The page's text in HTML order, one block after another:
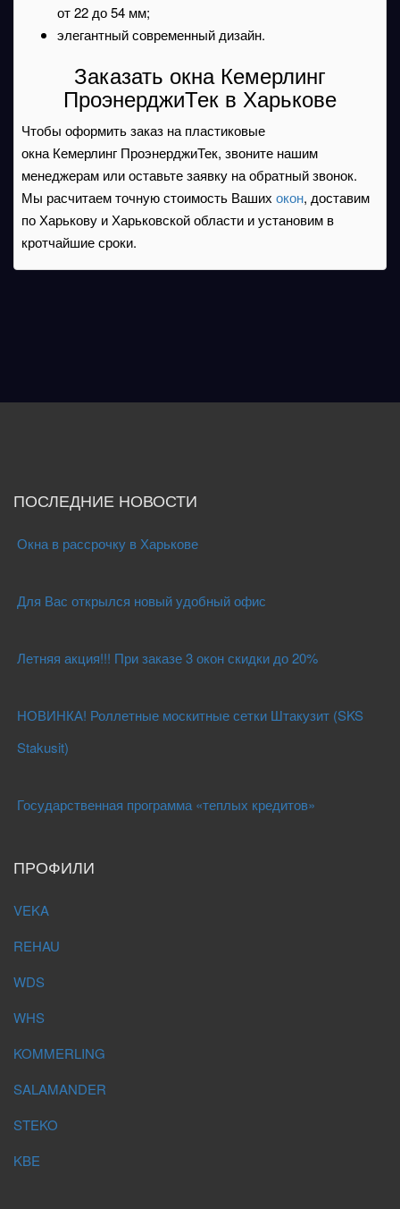
от 22 до 54 мм;
элегантный современный дизайн.
Заказать окна Кемерлинг
ПроэнерджиТек в Харькове
Чтобы оформить заказ на пластиковые
окна Кемерлинг ПроэнерджиТек, звоните нашим
менеджерам или оставьте заявку на обратный звонок.
Мы расчитаем точную стоимость Ваших окон, доставим
по Харькову и Харьковской области и установим в
кротчайшие сроки.
ПОСЛЕДНИЕ НОВОСТИ
Окна в рассрочку в Харькове
Для Вас открылся новый удобный офис
Летняя акция!!! При заказе 3 окон скидки до 20%
НОВИНКА! Роллетные москитные сетки Штакузит (SKS
Stakusit)
Государственная программа «теплых кредитов»
ПРОФИЛИ
VEKA
REHAU
WDS
WHS
KOMMERLING
SALAMANDER
STEKO
KBE